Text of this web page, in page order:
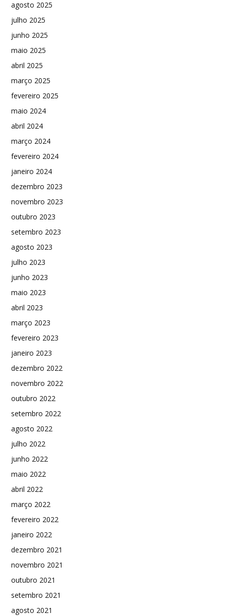
agosto 2025
julho 2025
junho 2025
maio 2025
abril 2025
março 2025
fevereiro 2025
maio 2024
abril 2024
março 2024
fevereiro 2024
janeiro 2024
dezembro 2023
novembro 2023
outubro 2023
setembro 2023
agosto 2023
julho 2023
junho 2023
maio 2023
abril 2023
março 2023
fevereiro 2023
janeiro 2023
dezembro 2022
novembro 2022
outubro 2022
setembro 2022
agosto 2022
julho 2022
junho 2022
maio 2022
abril 2022
março 2022
fevereiro 2022
janeiro 2022
dezembro 2021
novembro 2021
outubro 2021
setembro 2021
agosto 2021